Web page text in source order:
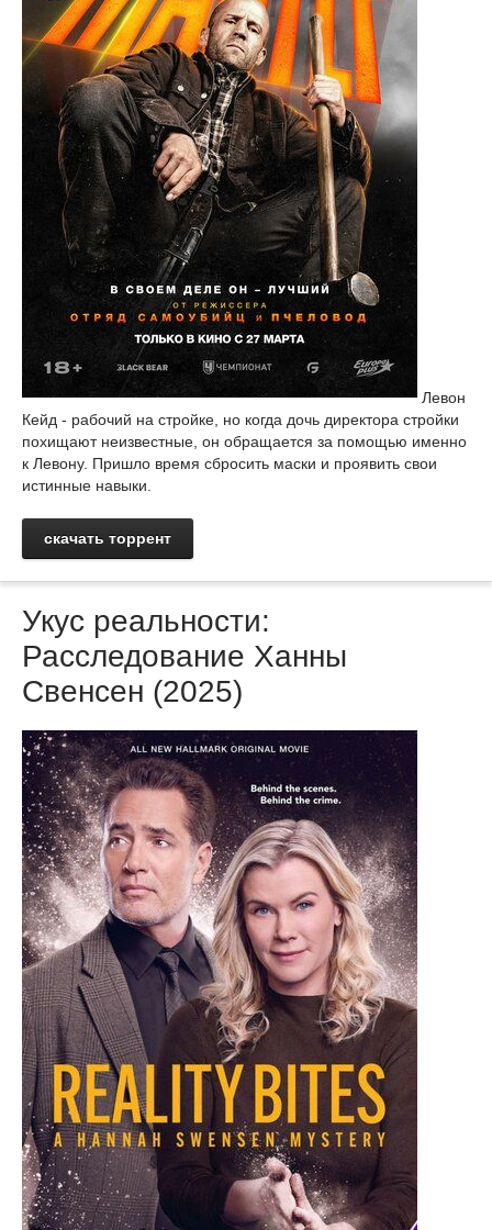
Левон
Кейд - рабочий на стройке, но когда дочь директора стройки
похищают неизвестные, он обращается за помощью именно
к Левону. Пришло время сбросить маски и проявить свои
истинные навыки.
скачать торрент
Укус реальности:
Расследование Ханны
Свенсен (2025)